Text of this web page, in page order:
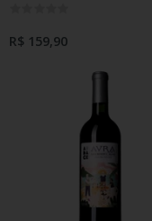
R$ 159,90